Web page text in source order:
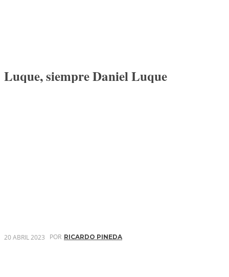
Luque, siempre Daniel Luque
20 ABRIL 2023 POR RICARDO PINEDA